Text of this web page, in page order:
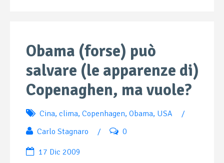
Obama (forse) può
salvare (le apparenze di)
Copenaghen, ma vuole?
Cina, clima, Copenhagen, Obama, USA
/
Carlo Stagnaro
/ 0
17 Dic 2009